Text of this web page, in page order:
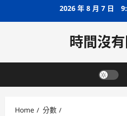
2026 年 8 月 7 日
時間沒
Home
分數